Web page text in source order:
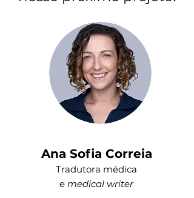
Ana Sofia Correia
Tradutora médica
e medical writer